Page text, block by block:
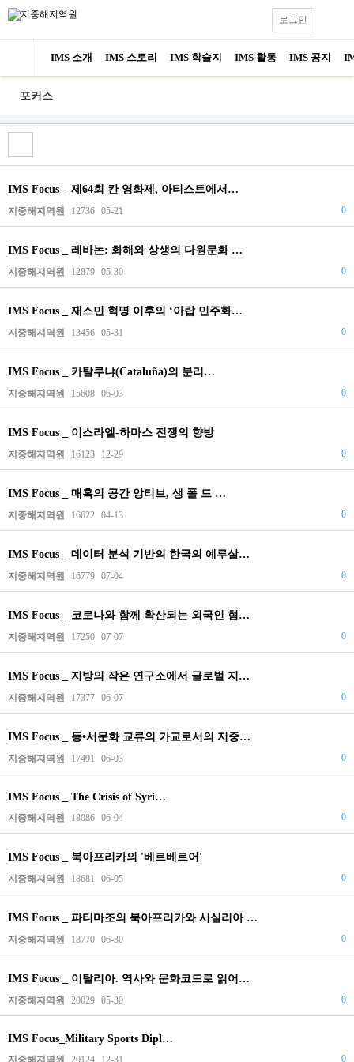
IMS 소개 IMS 스토리 IMS 학술지 IMS 활동 IMS 공지
로그인
포커스
IMS Focus _ 제64회 칸 영화제, 아티스트에서…
지중해지역원 12736 05-21 0
IMS Focus _ 레바논: 화해와 상생의 다원문화 …
지중해지역원 12879 05-30 0
IMS Focus _ 재스민 혁명 이후의 ‘아랍 민주화…
지중해지역원 13456 05-31 0
IMS Focus _ 카탈루냐(Cataluña)의 분리…
지중해지역원 15608 06-03 0
IMS Focus _ 이스라엘-하마스 전쟁의 향방
지중해지역원 16123 12-29 0
IMS Focus _ 매혹의 공간 앙티브, 생 폴 드 …
지중해지역원 16622 04-13 0
IMS Focus _ 데이터 분석 기반의 한국의 예루살…
지중해지역원 16779 07-04 0
IMS Focus _ 코로나와 함께 확산되는 외국인 혐…
지중해지역원 17250 07-07 0
IMS Focus _ 지방의 작은 연구소에서 글로벌 지…
지중해지역원 17377 06-07 0
IMS Focus _ 동•서문화 교류의 가교로서의 지중…
지중해지역원 17491 06-03 0
IMS Focus _ The Crisis of Syri…
지중해지역원 18086 06-04 0
IMS Focus _ 북아프리카의 '베르베르어'
지중해지역원 18681 06-05 0
IMS Focus _ 파티마조의 북아프리카와 시실리아 …
지중해지역원 18770 06-30 0
IMS Focus _ 이탈리아. 역사와 문화코드로 읽어…
지중해지역원 20029 05-30 0
IMS Focus_Military Sports Dipl…
지중해지역원 20124 12-31 0